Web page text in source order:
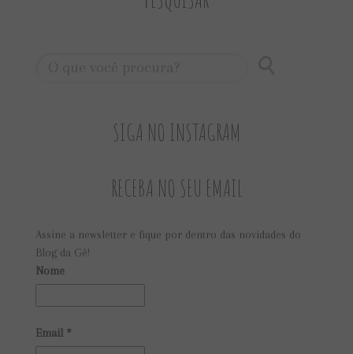
SIGA NO INSTAGRAM
RECEBA NO SEU EMAIL
Assine a newsletter e fique por dentro das novidades do
Blog da Gê!
Nome
Email *